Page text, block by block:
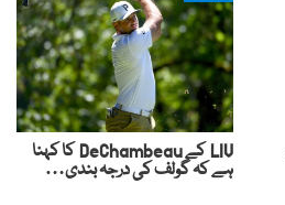
LIV کے DeChambeau کا کہنا
ہے کہ گولف کی درجہ بندی…